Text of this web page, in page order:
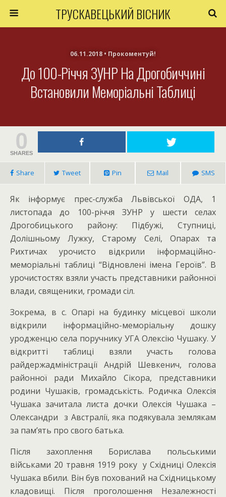
ТРУСКАВЕЦЬКИЙ ВІСНИК
06.11.2018 • Прокоментуй!
До 100-Річчя ЗУНР На Дрогобиччині
Встановили Меморіальні Таблиці
0
SHARES
Share Tweet Pin Mail SMS
Як інформує прес-служба Львівської ОДА, 1
листопада до 100-річчя ЗУНР у шести селах
Дрогобицького району: Підбужі, Ступниці,
Долішньому Лужку, Старому Селі, Опарах та
Рихтичах урочисто відкрили інформаційно-
меморіальні таблиці “Відновлені імена Героїв”. В
урочистостях взяли участь представники районної
влади, священики, громади сіл.
Зокрема, в с. Опарі на будинку місцевої школи
відкрили інформаційно-меморіальну дошку
уродженцю села поручнику УГА Олексію Чушаку. У
відкритті таблиці взяли участь голова
райдержадміністрації Андрій Шевкенич, голова
районної ради Михайло Сікора, представники
родини Чушаків, громадськість. Родичка Олексія
Чушака зачитала листа дочки Олексія Чушака –
Олександри з Австралії, яка подякувала землякам
за пам’ять про свого батька.
Після захоплення Борислава польськими
військами 20 травня 1919 року у Східниці Олексія
Чушака вбили. Він був похований на Східницькому
кладовищі. Після проголошення Незалежності